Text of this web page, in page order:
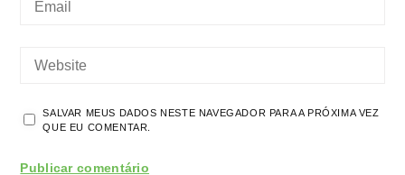
SALVAR MEUS DADOS NESTE NAVEGADOR PARA A PRÓXIMA VEZ
QUE EU COMENTAR.